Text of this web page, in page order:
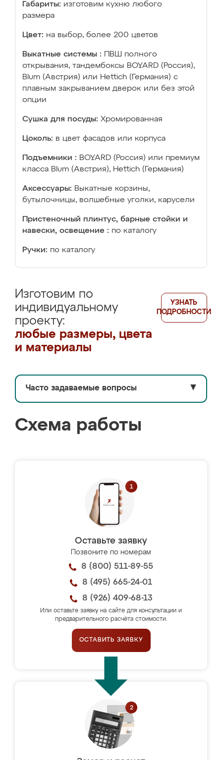
Габариты: изготовим кухню любого
размера
Цвет: на выбор, более 200 цветов
Выкатные системы :
ПВШ полного
открывания, тандембоксы BOYARD (Россия),
Blum (Австрия) или Hettich (Германия) с
плавным закрыванием дверок или без этой
опции
Сушка для посуды: Хромированная
Цоколь: в цвет фасадов или корпуса
Подъемники : BOYARD (Россия) или премиум
класса Blum (Австрия), Hettich (Германия)
Аксессуары: Выкатные корзины,
бутылочницы, волшебные уголки, карусели
Пристеночный плинтус, барные стойки и
навески, освещение : по каталогу
Ручки: по каталогу
Изготовим по
индивидуальному
проекту:
любые размеры, цвета
и материалы
УЗНАТЬ
ПОДРОБНОСТИ
Часто задаваемые вопросы ▼
Схема работы
Оставьте заявку
Позвоните по номерам
8 (800) 511-89-55
8 (495) 665-24-01
8 (926) 409-68-13
Или оставьте заявку на сайте для консультации и
предварительного расчёта стоимости.
ОСТАВИТЬ ЗАЯВКУ